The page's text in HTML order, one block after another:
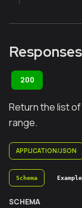
Responses
200
Return the list
range.
APPLICATION/JSON
Schema
SCHEMA